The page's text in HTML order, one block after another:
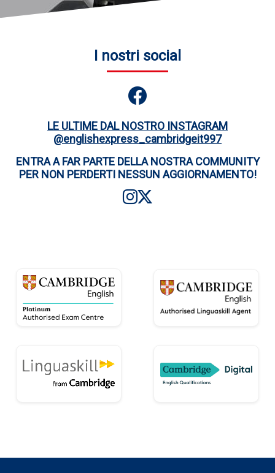
I nostri social
LE ULTIME DAL NOSTRO INSTAGRAM
@englishexpress_cambridgeit997
ENTRA A FAR PARTE DELLA NOSTRA COMMUNITY
PER NON PERDERTI NESSUN AGGIORNAMENTO!